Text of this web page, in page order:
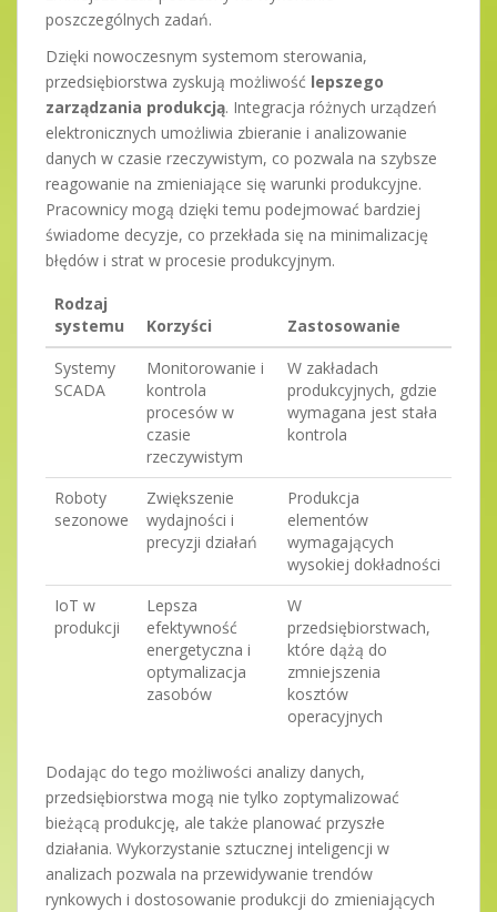
poszczególnych zadań.
Dzięki nowoczesnym systemom sterowania,
przedsiębiorstwa zyskują możliwość lepszego
zarządzania produkcją. Integracja różnych urządzeń
elektronicznych umożliwia zbieranie i analizowanie
danych w czasie rzeczywistym, co pozwala na szybsze
reagowanie na zmieniające się warunki produkcyjne.
Pracownicy mogą dzięki temu podejmować bardziej
świadome decyzje, co przekłada się na minimalizację
błędów i strat w procesie produkcyjnym.
Rodzaj
systemu
Korzyści
Zastosowanie
Systemy
SCADA
Monitorowanie i
kontrola
procesów w
czasie
rzeczywistym
W zakładach
produkcyjnych, gdzie
wymagana jest stała
kontrola
Roboty
sezonowe
Zwiększenie
wydajności i
precyzji działań
Produkcja
elementów
wymagających
wysokiej dokładności
IoT w
produkcji
Lepsza
efektywność
energetyczna i
optymalizacja
zasobów
W
przedsiębiorstwach,
które dążą do
zmniejszenia
kosztów
operacyjnych
Dodając do tego możliwości analizy danych,
przedsiębiorstwa mogą nie tylko zoptymalizować
bieżącą produkcję, ale także planować przyszłe
działania. Wykorzystanie sztucznej inteligencji w
analizach pozwala na przewidywanie trendów
rynkowych i dostosowanie produkcji do zmieniających